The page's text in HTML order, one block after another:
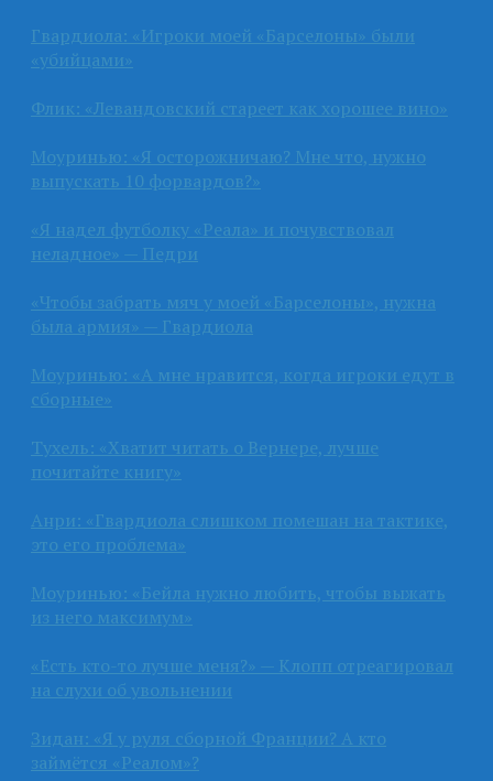
Гвардиола: «Игроки моей «Барселоны» были
«убийцами»
Флик: «Левандовский стареет как хорошее вино»
Моуринью: «Я осторожничаю? Мне что, нужно
выпускать 10 форвардов?»
«Я надел футболку «Реала» и почувствовал
неладное» — Педри
«Чтобы забрать мяч у моей «Барселоны», нужна
была армия» — Гвардиола
Моуринью: «А мне нравится, когда игроки едут в
сборные»
Тухель: «Хватит читать о Вернере, лучше
почитайте книгу»
Анри: «Гвардиола слишком помешан на тактике,
это его проблема»
Моуринью: «Бейла нужно любить, чтобы выжать
из него максимум»
«Есть кто-то лучше меня?» — Клопп отреагировал
на слухи об увольнении
Зидан: «Я у руля сборной Франции? А кто
займётся «Реалом»?